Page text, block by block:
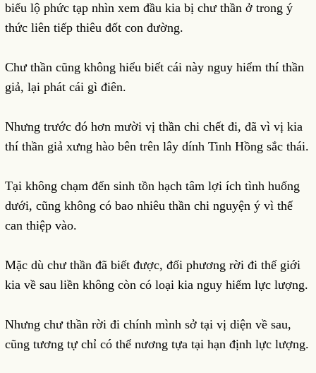
biểu lộ phức tạp nhìn xem đầu kia bị chư thần ở trong ý
thức liên tiếp thiêu đốt con đường.
Chư thần cũng không hiểu biết cái này nguy hiểm thí thần
giả, lại phát cái gì điên.
Nhưng trước đó hơn mười vị thần chi chết đi, đã vì vị kia
thí thần giả xưng hào bên trên lây dính Tinh Hồng sắc thái.
Tại không chạm đến sinh tồn hạch tâm lợi ích tình huống
dưới, cũng không có bao nhiêu thần chi nguyện ý vì thế
can thiệp vào.
Mặc dù chư thần đã biết được, đối phương rời đi thế giới
kia về sau liền không còn có loại kia nguy hiểm lực lượng.
Nhưng chư thần rời đi chính mình sở tại vị diện về sau,
cũng tương tự chỉ có thể nương tựa tại hạn định lực lượng.